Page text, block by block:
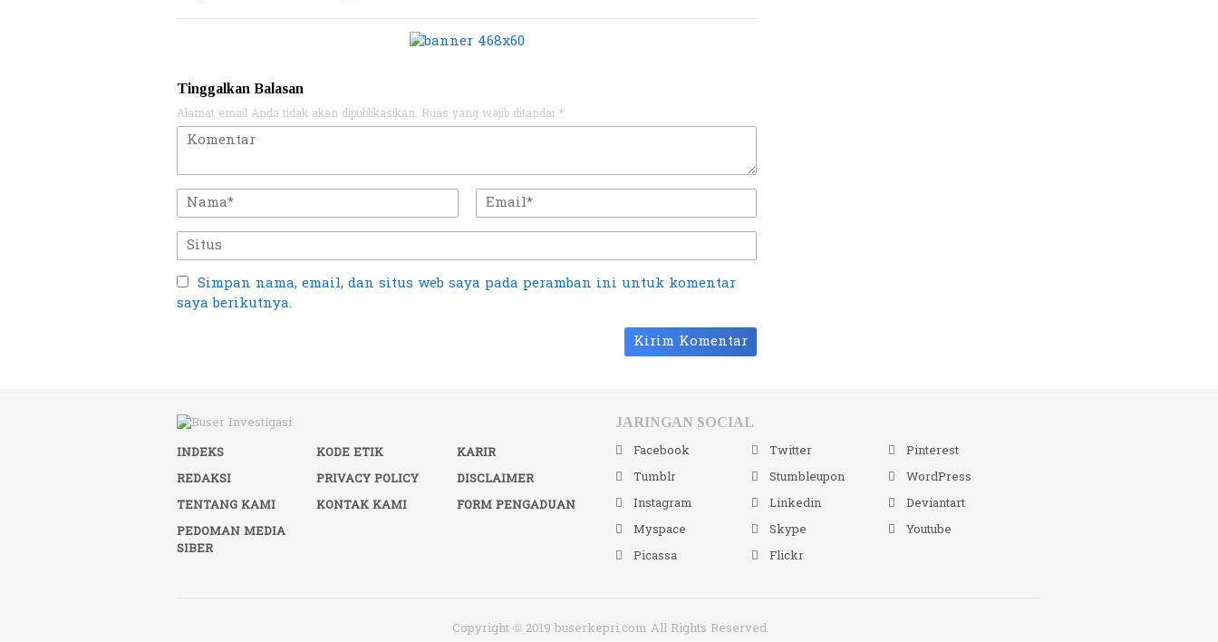
Tinggalkan Balasan
Alamat email Anda tidak akan dipublikasikan. Ruas yang wajib ditandai *
Simpan nama, email, dan situs web saya pada peramban ini untuk komentar
saya berikutnya.
INDEKS KODE ETIK
KARIR
REDAKSI
PRIVACY POLICY
DISCLAIMER
TENTANG KAMI
KONTAK KAMI
FORM PENGADUAN
PEDOMAN MEDIA
SIBER
JARINGAN SOCIAL
Facebook Twitter
Pinterest
Tumblr
Stumbleupon
WordPress
Instagram
Linkedin
Deviantart
Myspace
Skype
Youtube
Picassa
Flickr
Copyright © 2019 buserkepri.com All Rights Reserved